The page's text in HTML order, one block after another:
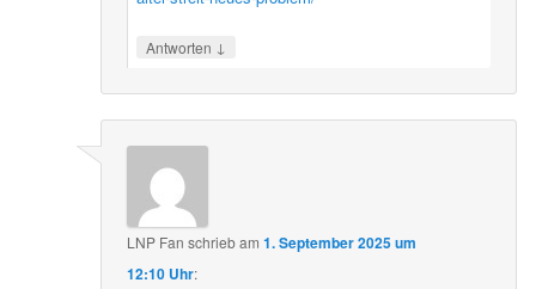
Antworten ↓
LNP Fan schriebam1. September 2025 um
12:10 Uhr: